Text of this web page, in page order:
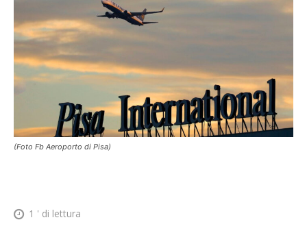
(Foto Fb Aeroporto di Pisa)
1 ' di lettura